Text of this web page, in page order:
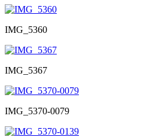
IMG_5360
IMG_5367
IMG_5370-0079